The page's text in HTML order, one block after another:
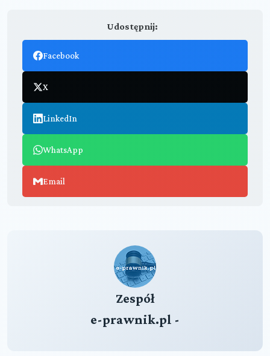
Udostępnij:
Facebook
X
LinkedIn
WhatsApp
Email
Zespół
e-prawnik.pl -